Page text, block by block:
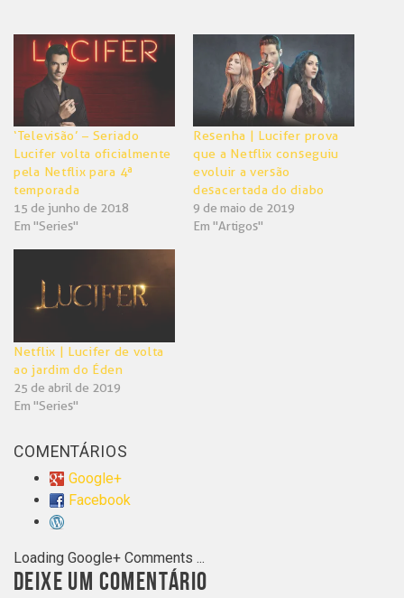
em
nova
janela)
em
nova
janela)
‘Televisão’ – Seriado
Lucifer volta oficialmente
pela Netflix para 4ª
temporada
15 de junho de 2018
Em "Series"
Resenha | Lucifer prova
que a Netflix conseguiu
evoluir a versão
desacertada do diabo
9 de maio de 2019
Em "Artigos"
Netflix | Lucifer de volta
ao jardim do Éden
25 de abril de 2019
Em "Series"
COMENTÁRIOS
Google+
Facebook
Loading Google+ Comments ...
DEIXE UM COMENTÁRIO